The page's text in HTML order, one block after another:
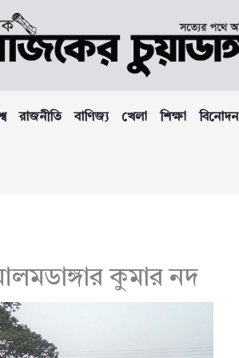
রাজনীতি বাণিজ্য খেলা শিক্ষা বিনোদন
কুমার নদ